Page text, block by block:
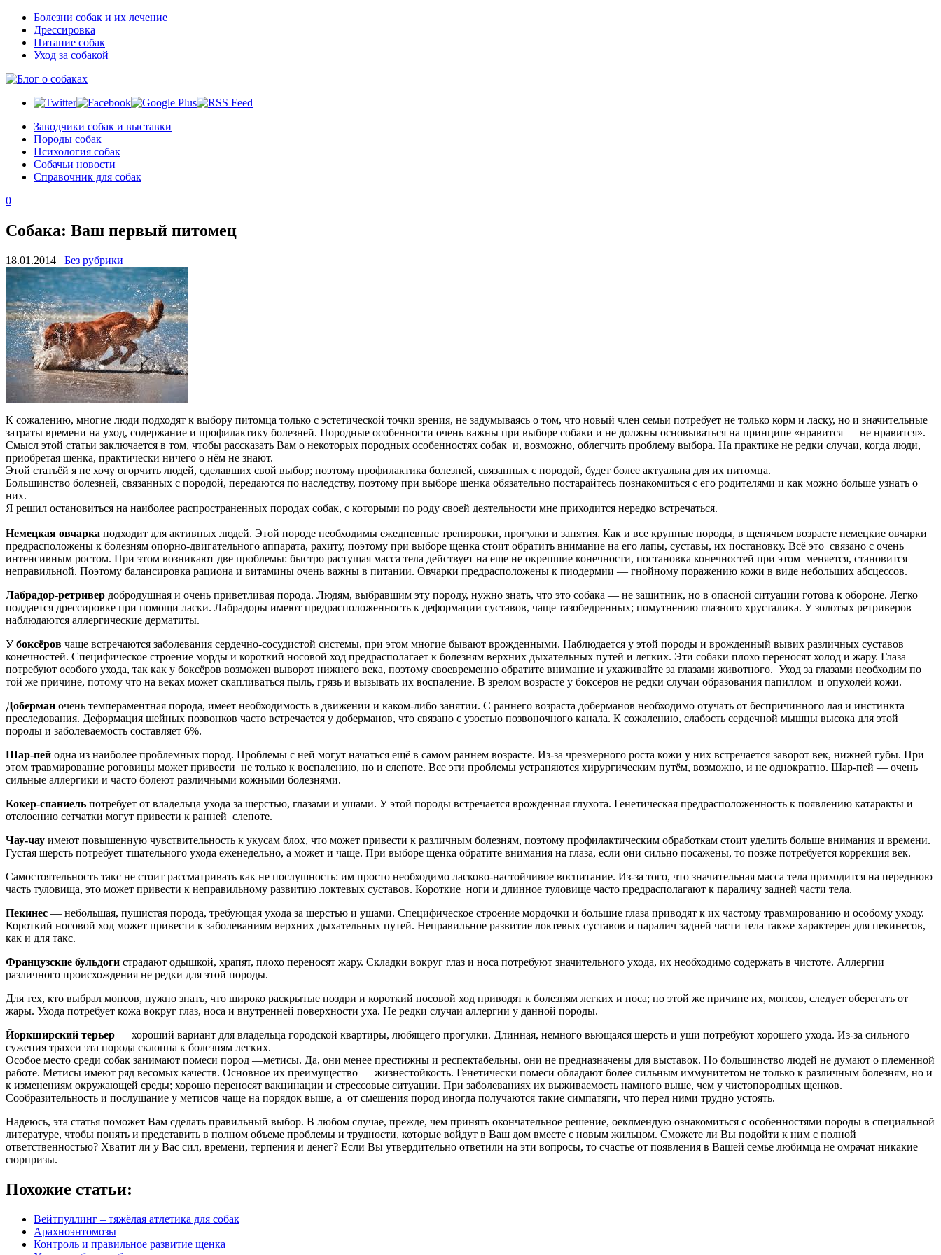
Болезни собак и их лечение
Дрессировка
Питание собак
Уход за собакой
Заводчики собак и выставки
Породы собак
Психология собак
Собачьи новости
Справочник для собак
0
Собака: Ваш первый питомец
18.01.2014 Без рубрики
К сожалению, многие люди подходят к выбору питомца только с эстетической точки зрения, не задумываясь о том, что новый член семьи потребует не только корм и ласку, но и значительные
затраты времени на уход, содержание и профилактику болезней. Породные особенности очень важны при выборе собаки и не должны основываться на принципе «нравится — не нравится».
Смысл этой статьи заключается в том, чтобы рассказать Вам о некоторых породных особенностях собак и, возможно, облегчить проблему выбора. На практике не редки случаи, когда люди,
приобретая щенка, практически ничего о нём не знают.
Этой статьёй я не хочу огорчить людей, сделавших свой выбор; поэтому профилактика болезней, связанных с породой, будет более актуальна для их питомца.
Большинство болезней, связанных с породой, передаются по наследству, поэтому при выборе щенка обязательно постарайтесь познакомиться с его родителями и как можно больше узнать о
них.
Я решил остановиться на наиболее распространенных породах собак, с которыми по роду своей деятельности мне приходится нередко встречаться.
Немецкая овчарка подходит для активных людей. Этой породе необходимы ежедневные тренировки, прогулки и занятия. Как и все крупные породы, в щенячьем возрасте немецкие овчарки
предрасположены к болезням опорно-двигательного аппарата, рахиту, поэтому при выборе щенка стоит обратить внимание на его лапы, суставы, их постановку. Всё это связано с очень
интенсивным ростом. При этом возникают две проблемы: быстро растущая масса тела действует на еще не окрепшие конечности, постановка конечностей при этом меняется, становится
неправильной. Поэтому балансировка рациона и витамины очень важны в питании. Овчарки предрасположены к пиодермии — гнойному поражению кожи в виде небольших абсцессов.
Лабрадор-ретривер добродушная и очень приветливая порода. Людям, выбравшим эту породу, нужно знать, что это собака — не защитник, но в опасной ситуации готова к обороне. Легко
поддается дрессировке при помощи ласки. Лабрадоры имеют предрасположенность к деформации суставов, чаще тазобедренных; помутнению глазного хрусталика. У золотых ретриверов
наблюдаются аллергические дерматиты.
Убоксёров чаще встречаются заболевания сердечно-сосудистой системы, при этом многие бывают врожденными. Наблюдается у этой породы и врожденный вывих различных суставов
конечностей. Специфическое строение морды и короткий носовой ход предрасполагает к болезням верхних дыхательных путей и легких. Эти собаки плохо переносят холод и жару. Глаза
потребуют особого ухода, так как у боксёров возможен выворот нижнего века, поэтому своевременно обратите внимание и ухаживайте за глазами животного. Уход за глазами необходим по
той же причине, потому что на веках может скапливаться пыль, грязь и вызывать их воспаление. В зрелом возрасте у боксёров не редки случаи образования папиллом и опухолей кожи.
Доберман очень темпераментная порода, имеет необходимость в движении и каком-либо занятии. С раннего возраста доберманов необходимо отучать от беспричинного лая и инстинкта
преследования. Деформация шейных позвонков часто встречается у доберманов, что связано с узостью позвоночного канала. К сожалению, слабость сердечной мышцы высока для этой
породы и заболеваемость составляет 6%.
Шар-пей одна из наиболее проблемных пород. Проблемы с ней могут начаться ещё в самом раннем возрасте. Из-за чрезмерного роста кожи у них встречается заворот век, нижней губы. При
этом травмирование роговицы может привести не только к воспалению, но и слепоте. Все эти проблемы устраняются хирургическим путём, возможно, и не однократно. Шар-пей — очень
сильные аллергики и часто болеют различными кожными болезнями.
Кокер-спаниель потребует от владельца ухода за шерстью, глазами и ушами. У этой породы встречается врожденная глухота. Генетическая предрасположенность к появлению катаракты и
отслоению сетчатки могут привести к ранней слепоте.
Чау-чау имеют повышенную чувствительность к укусам блох, что может привести к различным болезням, поэтому профилактическим обработкам стоит уделить больше внимания и времени.
Густая шерсть потребует тщательного ухода еженедельно, а может и чаще. При выборе щенка обратите внимания на глаза, если они сильно посажены, то позже потребуется коррекция век.
Самостоятельность такс не стоит рассматривать как не послушность: им просто необходимо ласково-настойчивое воспитание. Из-за того, что значительная масса тела приходится на переднюю
часть туловища, это может привести к неправильному развитию локтевых суставов. Короткие ноги и длинное туловище часто предрасполагают к параличу задней части тела.
Пекинес — небольшая, пушистая порода, требующая ухода за шерстью и ушами. Специфическое строение мордочки и большие глаза приводят к их частому травмированию и особому уходу.
Короткий носовой ход может привести к заболеваниям верхних дыхательных путей. Неправильное развитие локтевых суставов и паралич задней части тела также характерен для пекинесов,
как и для такс.
Французские бульдоги страдают одышкой, храпят, плохо переносят жару. Складки вокруг глаз и носа потребуют значительного ухода, их необходимо содержать в чистоте. Аллергии
различного происхождения не редки для этой породы.
Для тех, кто выбрал мопсов, нужно знать, что широко раскрытые ноздри и короткий носовой ход приводят к болезням легких и носа; по этой же причине их, мопсов, следует оберегать от
жары. Ухода потребует кожа вокруг глаз, носа и внутренней поверхности уха. Не редки случаи аллергии у данной породы.
Йоркширский терьер — хороший вариант для владельца городской квартиры, любящего прогулки. Длинная, немного вьющаяся шерсть и уши потребуют хорошего ухода. Из-за сильного
сужения трахеи эта порода склонна к болезням легких.
Особое место среди собак занимают помеси пород —метисы. Да, они менее престижны и респектабельны, они не предназначены для выставок. Но большинство людей не думают о племенной
работе. Метисы имеют ряд весомых качеств. Основное их преимущество — жизнестойкость. Генетически помеси обладают более сильным иммунитетом не только к различным болезням, но и
к изменениям окружающей среды; хорошо переносят вакцинации и стрессовые ситуации. При заболеваниях их выживаемость намного выше, чем у чистопородных щенков.
Сообразительность и послушание у метисов чаще на порядок выше, а от смешения пород иногда получаются такие симпатяги, что перед ними трудно устоять.
Надеюсь, эта статья поможет Вам сделать правильный выбор. В любом случае, прежде, чем принять окончательное решение, оеклмендую ознакомиться с особенностями породы в специальной
литературе, чтобы понять и представить в полном объеме проблемы и трудности, которые войдут в Ваш дом вместе с новым жильцом. Сможете ли Вы подойти к ним с полной
ответственностью? Хватит ли у Вас сил, времени, терпения и денег? Если Вы утвердительно ответили на эти вопросы, то счастье от появления в Вашей семье любимца не омрачат никакие
сюрпризы.
Похожие статьи:
Вейтпуллинг – тяжёлая атлетика для собак
Арахноэнтомозы
Контроль и правильное развитие щенка